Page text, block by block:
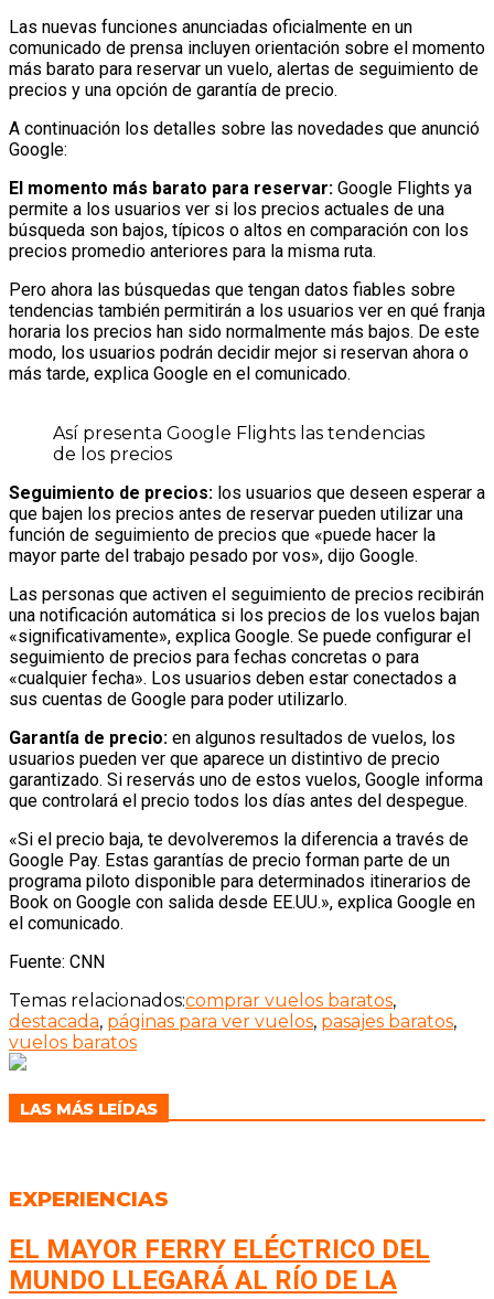
Las nuevas funciones anunciadas oficialmente en un
comunicado de prensa incluyen orientación sobre el momento
más barato para reservar un vuelo, alertas de seguimiento de
precios y una opción de garantía de precio.
A continuación los detalles sobre las novedades que anunció
Google:
El momento más barato para reservar: Google Flights ya
permite a los usuarios ver si los precios actuales de una
búsqueda son bajos, típicos o altos en comparación con los
precios promedio anteriores para la misma ruta.
Pero ahora las búsquedas que tengan datos fiables sobre
tendencias también permitirán a los usuarios ver en qué franja
horaria los precios han sido normalmente más bajos. De este
modo, los usuarios podrán decidir mejor si reservan ahora o
más tarde, explica Google en el comunicado.
Así presenta Google Flights las tendencias
de los precios
Seguimiento de precios: los usuarios que deseen esperar a
que bajen los precios antes de reservar pueden utilizar una
función de seguimiento de precios que «puede hacer la
mayor parte del trabajo pesado por vos», dijo Google.
Las personas que activen el seguimiento de precios recibirán
una notificación automática si los precios de los vuelos bajan
«significativamente», explica Google. Se puede configurar el
seguimiento de precios para fechas concretas o para
«cualquier fecha». Los usuarios deben estar conectados a
sus cuentas de Google para poder utilizarlo.
Garantía de precio: en algunos resultados de vuelos, los
usuarios pueden ver que aparece un distintivo de precio
garantizado. Si reservás uno de estos vuelos, Google informa
que controlará el precio todos los días antes del despegue.
«Si el precio baja, te devolveremos la diferencia a través de
Google Pay. Estas garantías de precio forman parte de un
programa piloto disponible para determinados itinerarios de
Book on Google con salida desde EE.UU.», explica Google en
el comunicado.
Fuente: CNN
Temas relacionados:comprar vuelos baratos,
destacada, páginas para ver vuelos, pasajes baratos,
vuelos baratos
LAS MÁS LEÍDAS
EXPERIENCIAS
EL MAYOR FERRY ELÉCTRICO DEL
MUNDO LLEGARÁ AL RÍO DE LA